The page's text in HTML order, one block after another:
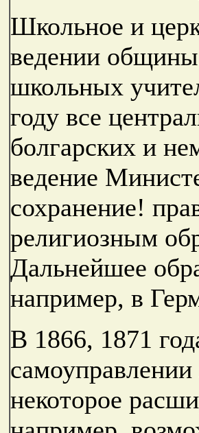
Школьное и
ведении
школьных
году все
болгарских и
ведение
сохранение!
религиозным
Дальнейшее
например, в
В 1866, 1871
некоторое